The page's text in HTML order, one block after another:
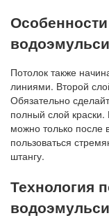
Потолок также
линиями. Второй
Обязательно
полный слой краски.
можно только после
пользоваться
штангу.
Технология